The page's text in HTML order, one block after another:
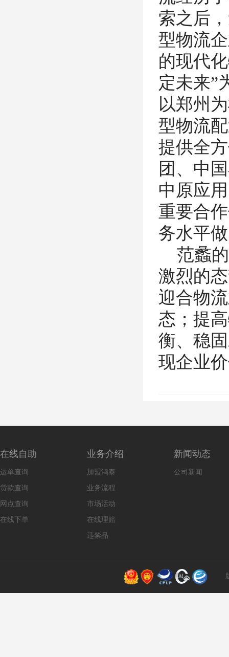
索之后
型物流
的现代
定未来”
以郑州
型物流
提供全
团、中
中原应
重要合
务水平
范蠡的
激烈的
迎合物
态；提
衡、稳
现企业
在线自助
运单查询
货款查询
网点查询
在线下单
业务介绍
加盟鸿泰
业务流程
市场活动
在线理赔
违禁品
新闻动态
公司新闻